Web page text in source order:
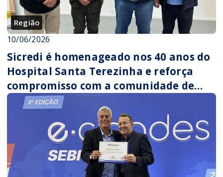
Região
10/06/2026
Sicredi é homenageado nos 40 anos do
Hospital Santa Terezinha e reforça
compromisso com a comunidade de
Fontoura Xavier